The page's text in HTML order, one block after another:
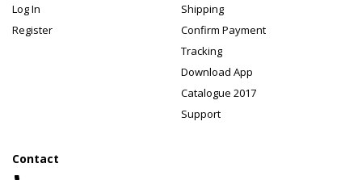
Log In
Register
Shipping
Confirm Payment
Tracking
Download App
Catalogue 2017
Support
Contact